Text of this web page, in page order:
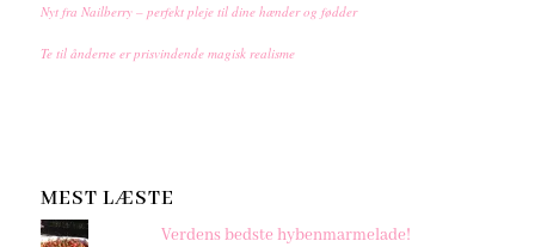
Nyt fra Nailberry – perfekt pleje til dine hænder og fødder
Te til ånderne er prisvindende magisk realisme
MEST LÆSTE
Verdens bedste hybenmarmelade!